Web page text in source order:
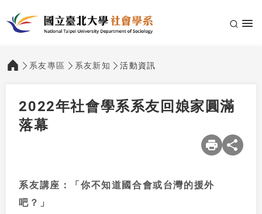
::: 系友專區 系友新知 活動資訊
2022年社會學系系友回娘家圓滿
落幕
系友講座：「你不知道國合會或台灣的援外
吧？」